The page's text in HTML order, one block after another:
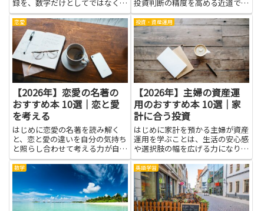
録を、数字だけとしてではなく意
味のある傾向へと結びつける力が
育ちます。季節の変動や地域ごと
の差、まれな現象の出現パターン
を読み解くことができれば、農
業・建設・イベント運営など、さ
まざ...
投資判断の精度を高める近道で
す。本記事で取り上げる本は、発
電や資源価格、規制や技術の変化
といった基礎知識から、企業分析
やリスク管理までを丁寧に解説し
てくれます。書籍を通して得られ
る...
恋愛
【2026年】恋愛の名著の
おすすめ本 10選｜恋と愛
を考える
はじめに恋愛の名著を読み解く
と、恋と愛の違いを自分の気持ち
と照らし合わせて考える力が自然
と育ちます。登場人物の思いが揺
れる場面を追うと、相手の立場を
想像する訓練になり、言葉にでき
なかった感情を伝えるヒントをつ
かめます。さまざまな物語が示す
対...
投資・資産運用
【2026年】主婦の資産運
用のおすすめ本 10選｜家
計に合う投資
はじめに家計を預かる主婦が資産
運用を学ぶことは、生活の安心感
や選択肢の幅を広げる力になりま
す。仕事や育児で忙しい毎日の中
でも、投資の基本知識があれば家
計の無駄を減らし、将来の支出に
備える準備ができます。本を通じ
てリスクとリターンの考え方、
分...
数学 英語学習